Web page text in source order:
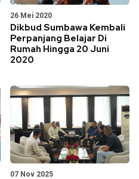
26 Mei 2020
Dikbud Sumbawa Kembali
Perpanjang Belajar Di
Rumah Hingga 20 Juni
2020
07 Nov 2025